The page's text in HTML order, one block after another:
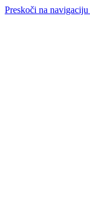
Preskoči na navigaciju